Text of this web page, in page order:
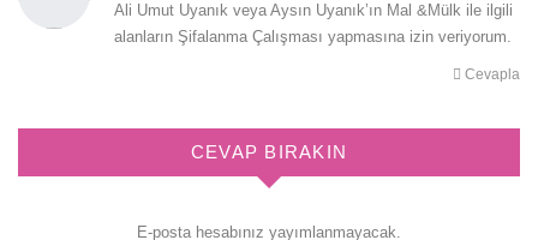
Ali Umut Uyanık veya Aysın Uyanık’ın Mal &Mülk ile ilgili
alanların Şifalanma Çalışması yapmasına izin veriyorum.
Cevapla
CEVAP BIRAKIN
E-posta hesabınız yayımlanmayacak.